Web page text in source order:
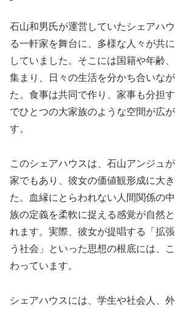
石山和男氏が運営していたシェアハ
る一軒家を舞台に、多様な人々が共
していました。そこには国籍や年齢
集まり、日々の生活を分かち合いな
た。食事は共同で作り、家事も分担
でひとつの大家族のような空間が広
す。
このシェアハウスは、石山アンジュ
家でもあり、彼女の価値観形成に大
た。血縁にとらわれない人間関係の
族の定義を柔軟に捉える感覚が自然
れます。実際、彼女が提唱する「拡
う社会」といった思想の根底には、
わっています。
シェアハウスには、学生や社会人、